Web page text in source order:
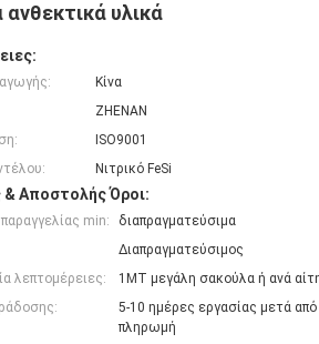
υλικά
Κίνα
ZHENAN
ISO9001
Νιτρικό FeSi
Αποστολής Όροι:
min:
διαπραγματεύσιμα
Διαπραγματεύσιμος
λεπτομέρειες:
1ΜΤ μεγάλη σακούλα ή ανά
5-10 ημέρες εργασίας μετά
πληρωμή